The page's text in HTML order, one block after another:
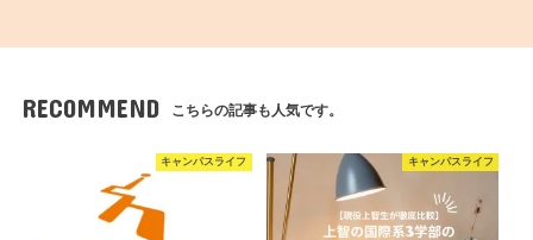
RECOMMEND こちらの記事も人気です。
キャンパスライフ キャンパスライフ